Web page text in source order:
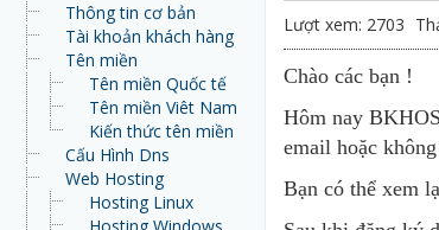
Thông tin cơ bản
Tài khoản khách hàng
Tên miền
Tên miền Quốc tế
Tên miền Viêt Nam
Kiến thức tên miền
Cấu Hình Dns
Web Hosting
Hosting Linux
Lượt xem: 2703
Chào các bạn !
Hôm nay
email hoặc
Bạn có thể xem